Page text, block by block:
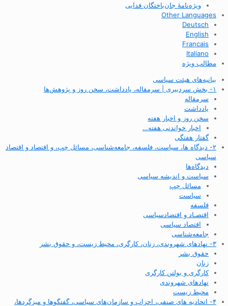
ویژه‌نامهٔ جان‌باختگان فدایی
Other Languages
Deutsch
English
Francais
Italiano
مطالب ویژه
بیانیه‌های هیئت سیاسی
۱- بخش سردبیری | سرمقاله، یادداشت، سخن روز و پژوهش‌ها
سرمقاله
یادداشت
سخن روز و اخبار هفته
اخبار خواندنی هفته…
گفتار هفتگی
۲- دیدگاه ها، سیاست، فلسفه، جامعه‌شناسی، مسائل چپ، و اقتصاد و اقتصاد
سیاسی
دیدگاه‌ها
سیاست و اندیشه سیاسی
مسائل چپ
سیاست
فلسفه
اقتصـاد و اقتصاد‌سیاسی
اقتصاد سیاسی
جامعه‌شناسی
۳- نهادهای شهروندی، زنان، کارگری، محیط زیست، و حقوق بشر
حقوق بشر
زنان
کارگری و بولتن کارگری
نهادهای شهروندی
محیط زیست
۴- اتحادیه های صنفی، احزاب و سازمان‌های سیاسی، گفتگوها و میزگردها،